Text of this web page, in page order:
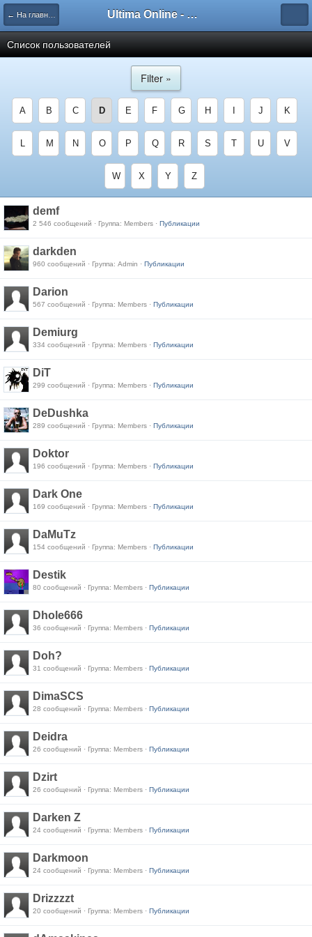
← На главную Ultima Online - Форум Русского сообщества игры
Список пользователей
Filter »
A B C D E F G H J K
L M N O P Q R S T U V
W X Y Z
demf
2 546 сообщений · Группа: Members · Публикации
darkden
960 сообщений · Группа: Admin · Публикации
Darion
567 сообщений · Группа: Members · Публикации
Demiurg
334 сообщений · Группа: Members · Публикации
DiT
299 сообщений · Группа: Members · Публикации
DeDushka
289 сообщений · Группа: Members · Публикации
Doktor
196 сообщений · Группа: Members · Публикации
Dark One
169 сообщений · Группа: Members · Публикации
DaMuTz
154 сообщений · Группа: Members · Публикации
Destik
80 сообщений · Группа: Members · Публикации
Dhole666
36 сообщений · Группа: Members · Публикации
Doh?
31 сообщений · Группа: Members · Публикации
DimaSCS
28 сообщений · Группа: Members · Публикации
Deidra
26 сообщений · Группа: Members · Публикации
Dzirt
26 сообщений · Группа: Members · Публикации
Darken Z
24 сообщений · Группа: Members · Публикации
Darkmoon
24 сообщений · Группа: Members · Публикации
Drizzzzt
20 сообщений · Группа: Members · Публикации